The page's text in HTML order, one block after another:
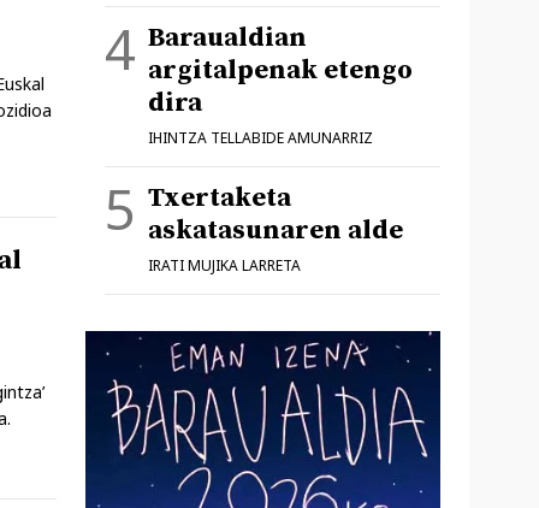
Baraualdian
argitalpenak etengo
dira
IHINTZA TELLABIDE AMUNARRIZ
Txertaketa
askatasunaren alde
IRATI MUJIKA LARRETA